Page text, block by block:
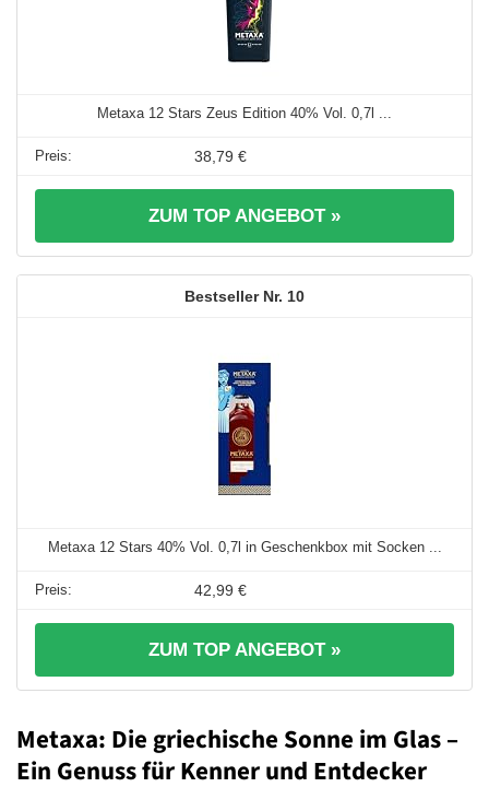
Metaxa 12 Stars Zeus Edition 40% Vol. 0,7l ...
38,79 €
ZUM TOP ANGEBOT »
10
Metaxa 12 Stars 40% Vol. 0,7l in Geschenkbox mit Socken ...
42,99 €
ZUM TOP ANGEBOT »
Metaxa: Die griechische Sonne im Glas –
Ein Genuss für Kenner und Entdecker